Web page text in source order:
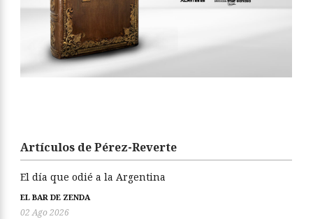
Artículos de Pérez-Reverte
El día que odié a la Argentina
EL BAR DE ZENDA
02 Ago 2026